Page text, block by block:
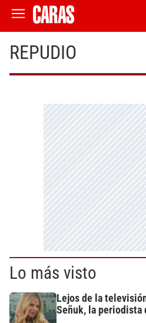
REPUDIO
Lo más visto
Lejos de la
Señuk, la periodista